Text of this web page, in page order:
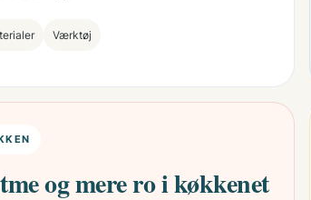
Værktøj
og mere ro i køkkenet